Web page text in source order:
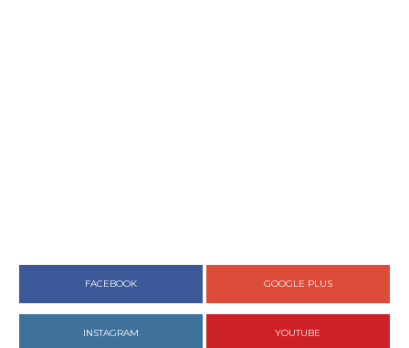
FACEBOOK GOOGLE PLUS
INSTAGRAM YOUTUBE